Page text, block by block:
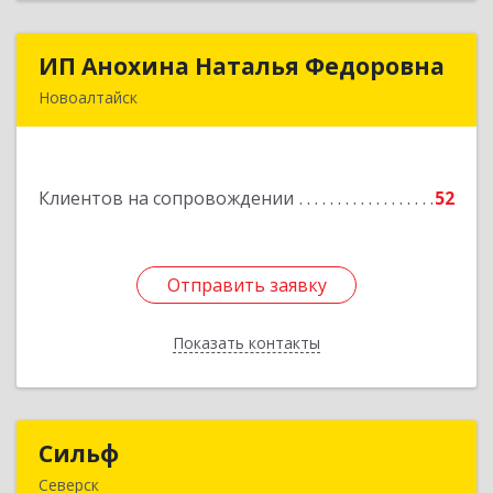
ИП Анохина Наталья Федоровна
Новоалтайск
Клиентов на сопровождении 52
Отправить заявку
Показать контакты
ИП Анохина Наталья Федоровна
Подробнее
Отправить заявку
Назад
Сильф
Северск